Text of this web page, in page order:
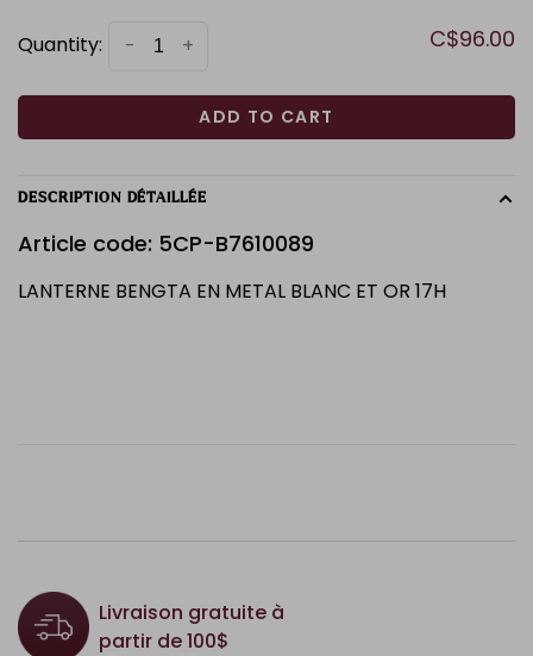
Quantity: +
- C$96.00
ADD TO CART
DESCRIPTION DÉTAILLÉE
Article code: 5CP-B7610089
LANTERNE BENGTA EN METAL BLANC ET OR 17H
Livraison gratuite à
partir de 100$